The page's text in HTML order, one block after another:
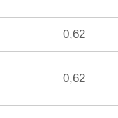
0,62
0,62